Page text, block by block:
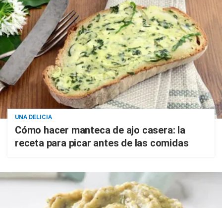
UNA DELICIA
Cómo hacer manteca de ajo casera: la
receta para picar antes de las comidas